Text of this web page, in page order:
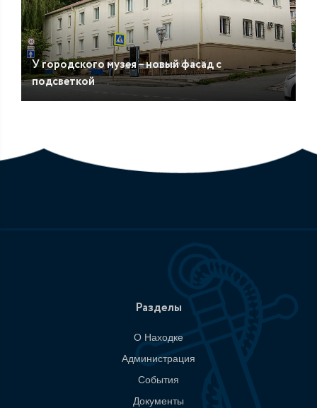
У городского музея – новый фасад с
подсветкой
Разделы
О Находке
Администрация
События
Документы